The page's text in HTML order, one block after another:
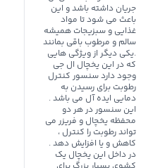
جریان داشته باشد و این
باعث می شود تا مواد
غذایی و سبزیجات همیشه
سالم و مرطوب باقی بمانند
.یکی دیگر از ویژگی هایی
که در این یخچال ال جی
وجود دارد سنسور کنترل
رطوبت برای رسیدن به
دمایی ایده آل می باشد .
این سنسور در هر دو
محفظه یخچال و فریزر می
تواند رطوبت را کنترل ،
کاهش و یا افزایش دهد .
در داخل این یخچال یک